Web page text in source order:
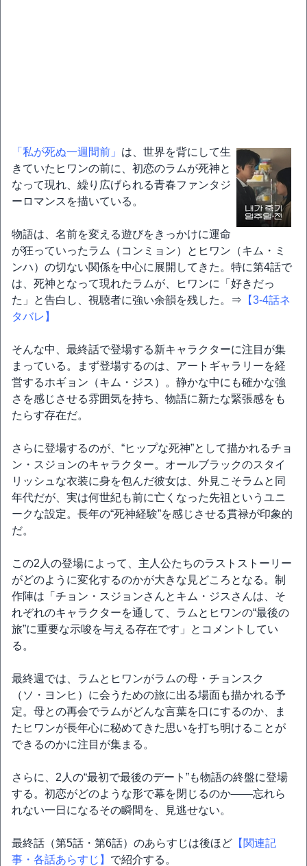
「私が死ぬ一週間前」 は、世界を背にして生
きていたヒワンの前に、初恋のラムが死神と
なって現れ、繰り広げられる青春ファンタジ
ーロマンスを描いている。
物語は、名前を変える遊びをきっかけに運命
が狂っていったラム（コンミョン）とヒワン（キム・ミ
ンハ）の切ない関係を中心に展開してきた。特に第4話で
は、死神となって現れたラムが、ヒワンに「好きだっ
た」と告白し、視聴者に強い余韻を残した。⇒ 【3-4話ネ
タバレ】
そんな中、最終話で登場する新キャラクターに注目が集
まっている。まず登場するのは、アートギャラリーを経
営するホギョン（キム・ジス）。静かな中にも確かな強
さを感じさせる雰囲気を持ち、物語に新たな緊張感をも
たらす存在だ。
さらに登場するのが、“ヒップな死神”として描かれるチョ
ン・スジョンのキャラクター。オールブラックのスタイ
リッシュな衣装に身を包んだ彼女は、外見こそラムと同
年代だが、実は何世紀も前に亡くなった先祖というユニ
ークな設定。長年の“死神経験”を感じさせる貫禄が印象的
だ。
この2人の登場によって、主人公たちのラストストーリー
がどのように変化するのかが大きな見どころとなる。制
作陣は「チョン・スジョンさんとキム・ジスさんは、そ
れぞれのキャラクターを通して、ラムとヒワンの“最後の
旅”に重要な示唆を与える存在です」とコメントしてい
る。
最終週では、ラムとヒワンがラムの母・チョンスク
（ソ・ヨンヒ）に会うための旅に出る場面も描かれる予
定。母との再会でラムがどんな言葉を口にするのか、ま
たヒワンが長年心に秘めてきた思いを打ち明けることが
できるのかに注目が集まる。
さらに、2人の“最初で最後のデート”も物語の終盤に登場
する。初恋がどのような形で幕を閉じるのか――忘れら
れない一日になるその瞬間を、見逃せない。
最終話（第5話・第6話）のあらすじは後ほど 【関連記
事・各話あらすじ】 で紹介する。